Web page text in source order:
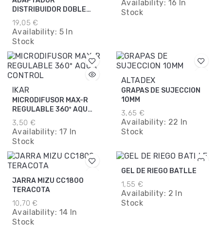
DISTRIBUIDOR DOBLE
GARDENA
19,05 €
Availability: 5 In
Stock
Availability: 16 In
Stock
IKAR
MICRODIFUSOR MAX-R
REGULABLE 360º AQUA
CONTROL
3,50 €
Availability: 17 In
Stock
ALTADEX
GRAPAS DE SUJECCION
10MM
3,65 €
Availability: 22 In
Stock
JARRA MIZU CC1800
TERACOTA
10,70 €
Availability: 14 In
Stock
GEL DE RIEGO BATLLE
1,55 €
Availability: 2 In
Stock